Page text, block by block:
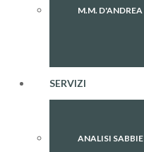
M.M. D'ANDREA
SERVIZI
ANALISI SABBIE